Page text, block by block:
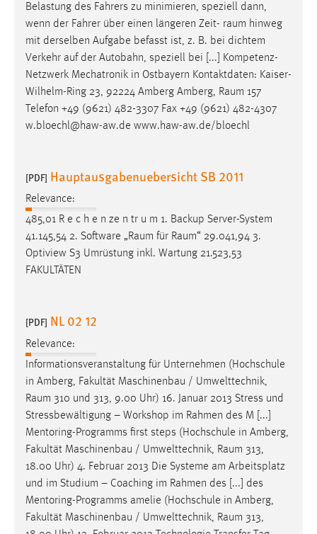
Belastung des Fahrers zu minimieren, speziell dann,
wenn der Fahrer über einen längeren Zeit- raum hinweg
mit derselben Aufgabe befasst ist, z. B. bei dichtem
Verkehr auf der Autobahn, speziell bei [...] Kompetenz-
Netzwerk Mechatronik in Ostbayern Kontaktdaten: Kaiser-
Wilhelm-Ring 23, 92224 Amberg Amberg, Raum 157
Telefon +49 (9621) 482-3307 Fax +49 (9621) 482-4307
w.bloechl@haw-aw.de www.haw-aw.de/bloechl
[PDF] Hauptausgabenuebersicht SB 2011
Relevance:
485,01 R e c h e n ze n tr u m 1. Backup Server-System
41.145,54 2. Software „Raum für Raum“ 29.041,94 3.
Optiview S3 Umrüstung inkl. Wartung 21.523,53
FAKULTÄTEN
[PDF] NL 02 12
Relevance:
Informationsveranstaltung für Unternehmen (Hochschule
in Amberg, Fakultät Maschinenbau / Umwelttechnik,
Raum 310 und 313, 9.00 Uhr) 16. Januar 2013 Stress und
Stressbewältigung – Workshop im Rahmen des M [...]
Mentoring-Programms first steps (Hochschule in Amberg,
Fakultät Maschinenbau / Umwelttechnik, Raum 313,
18.00 Uhr) 4. Februar 2013 Die Systeme am Arbeitsplatz
und im Studium – Coaching im Rahmen des [...] des
Mentoring-Programms amelie (Hochschule in Amberg,
Fakultät Maschinenbau / Umwelttechnik, Raum 313,